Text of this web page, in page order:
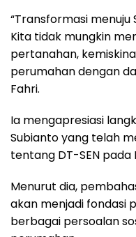
“Transformasi
Kita tidak mungkin
pertanahan,
perumahan dengan
Fahri.
Ia mengapresiasi
Subianto yang telah
tentang DT-SEN pada
Menurut dia,
akan menjadi fondasi
berbagai persoalan